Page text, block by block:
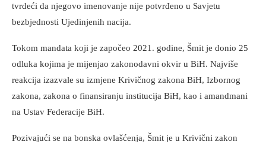
tvrdeći da njegovo imenovanje nije potvrđeno u Savjetu
bezbjednosti Ujedinjenih nacija.
Tokom mandata koji je započeo 2021. godine, Šmit je donio 25
odluka kojima je mijenjao zakonodavni okvir u BiH. Najviše
reakcija izazvale su izmjene Krivičnog zakona BiH, Izbornog
zakona, zakona o finansiranju institucija BiH, kao i amandmani
na Ustav Federacije BiH.
Pozivajući se na bonska ovlašćenja, Šmit je u Krivični zakon